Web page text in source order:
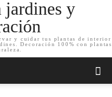
jardines y
y cuidar tus plantas de interior
Decoración 100% con plantas